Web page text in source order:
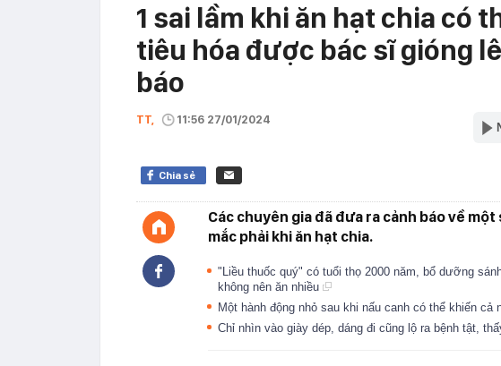
1 sai lầm khi ăn hạt chia có
tiêu hóa được bác sĩ gióng
báo
TT, 11:56 27/01/2024
Chia sẻ
Các chuyên gia đã đưa ra cảnh báo về
mắc phải khi ăn hạt chia.
"Liều thuốc quý" có tuổi thọ 2000 năm, bổ dưỡng
không nên ăn nhiều
Một hành động nhỏ sau khi nấu canh có thể khiến
Chỉ nhìn vào giày dép, dáng đi cũng lộ ra bệnh tật,